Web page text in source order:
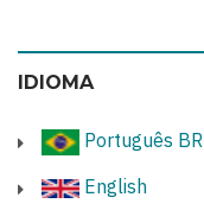
IDIOMA
Português BR
English